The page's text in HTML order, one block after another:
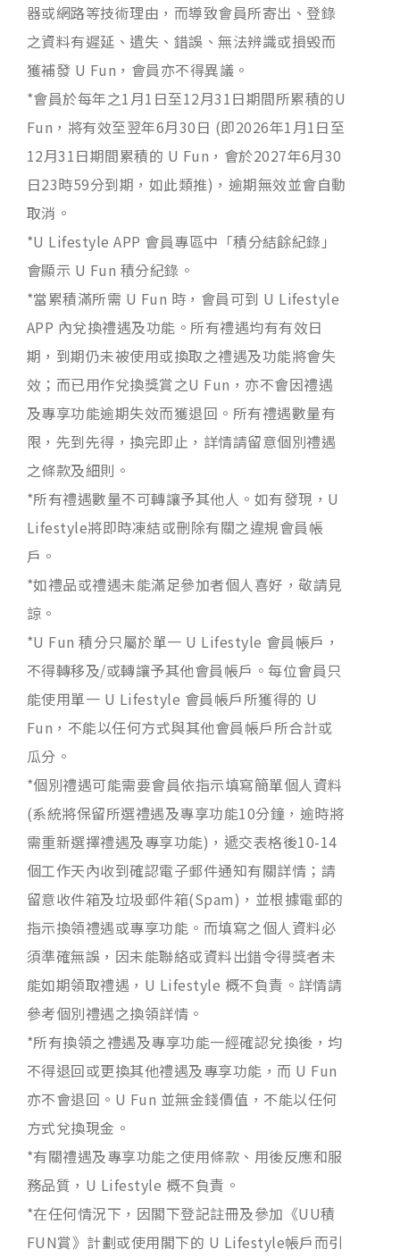
器或網路等技術理由，而導致會員所寄出、登錄
之資料有遲延、遺失、錯誤、無法辨識或損毁而
獲補發 U Fun，會員亦不得異議。
*會員於每年之1月1日至12月31日期間所累積的U
Fun，將有效至翌年6月30日 (即2026年1月1日至
12月31日期間累積的 U Fun，會於2027年6月30
日23時59分到期，如此類推)，逾期無效並會自動
取消。
*U Lifestyle APP 會員專區中「積分結餘紀錄」
會顯示 U Fun 積分紀錄。
*當累積滿所需 U Fun 時，會員可到 U Lifestyle
APP 內兌換禮遇及功能。所有禮遇均有有效日
期，到期仍未被使用或換取之禮遇及功能將會失
效；而已用作兌換獎賞之U Fun，亦不會因禮遇
及專享功能逾期失效而獲退回。所有禮遇數量有
限，先到先得，換完即止，詳情請留意個別禮遇
之條款及細則。
*所有禮遇數量不可轉讓予其他人。如有發現，U
Lifestyle將即時凍結或刪除有關之違規會員帳
戶。
*如禮品或禮遇未能滿足參加者個人喜好，敬請見
諒。
*U Fun 積分只屬於單一 U Lifestyle 會員帳戶，
不得轉移及/或轉讓予其他會員帳戶。每位會員只
能使用單一 U Lifestyle 會員帳戶所獲得的 U
Fun，不能以任何方式與其他會員帳戶所合計或
瓜分。
*個別禮遇可能需要會員依指示填寫簡單個人資料
(系統將保留所選禮遇及專享功能10分鐘，逾時將
需重新選擇禮遇及專享功能)，遞交表格後10-14
個工作天內收到確認電子郵件通知有關詳情；請
留意收件箱及垃圾郵件箱(Spam)，並根據電郵的
指示換領禮遇或專享功能。而填寫之個人資料必
須準確無誤，因未能聯絡或資料出錯令得獎者未
能如期領取禮遇，U Lifestyle 概不負責。詳情請
參考個別禮遇之換領詳情。
*所有換領之禮遇及專享功能一經確認兌換後，均
不得退回或更換其他禮遇及專享功能，而 U Fun
亦不會退回。U Fun 並無金錢價值，不能以任何
方式兌換現金。
*有關禮遇及專享功能之使用條款、用後反應和服
務品質，U Lifestyle 概不負責。
*在任何情況下，因閣下登記註冊及參加《UU積
FUN賞》計劃或使用閣下的 U Lifestyle帳戶而引